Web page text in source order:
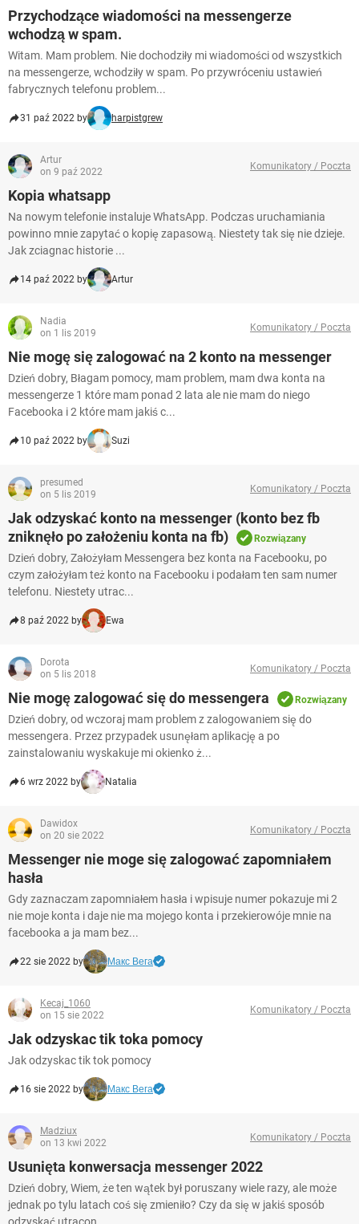
Przychodzące wiadomości na messengerze
wchodzą w spam.
Witam. Mam problem. Nie dochodziły mi wiadomości od wszystkich
na messengerze, wchodziły w spam. Po przywróceniu ustawień
fabrycznych telefonu problem...
31 paź 2022 by harpistgrew
Artur
on 9 paź 2022
Komunikatory / Poczta
Kopia whatsapp
Na nowym telefonie instaluje WhatsApp. Podczas uruchamiania
powinno mnie zapytać o kopię zapasową. Niestety tak się nie dzieje.
Jak zciagnac historie ...
14 paź 2022 by Artur
Nadia
on 1 lis 2019
Komunikatory / Poczta
Nie mogę się zalogować na 2 konto na messenger
Dzień dobry, Błagam pomocy, mam problem, mam dwa konta na
messengerze 1 które mam ponad 2 lata ale nie mam do niego
Facebooka i 2 które mam jakiś c...
10 paź 2022 by Suzi
presumed
on 5 lis 2019
Komunikatory / Poczta
Jak odzyskać konto na messenger (konto bez fb
zniknęło po założeniu konta na fb)
Rozwiązany
Dzień dobry, Założyłam Messengera bez konta na Facebooku, po
czym założyłam też konto na Facebooku i podałam ten sam numer
telefonu. Niestety utrac...
8 paź 2022 by Ewa
Dorota
on 5 lis 2018
Komunikatory / Poczta
Nie mogę zalogować się do messengera Rozwiązany
Dzień dobry, od wczoraj mam problem z zalogowaniem się do
messengera. Przez przypadek usunęłam aplikację a po
zainstalowaniu wyskakuje mi okienko ż...
6 wrz 2022 by Natalia
Dawidox
on 20 sie 2022
Komunikatory / Poczta
Messenger nie moge się zalogować zapomniałem
hasła
Gdy zaznaczam zapomniałem hasła i wpisuje numer pokazuje mi 2
nie moje konta i daje nie ma mojego konta i przekierowóje mnie na
facebooka a ja mam bez...
22 sie 2022 by Макс Вега
Kecaj_1060
on 15 sie 2022
Komunikatory / Poczta
Jak odzyskac tik toka pomocy
Jak odzyskac tik tok pomocy
16 sie 2022 by Макс Вега
Madziux
on 13 kwi 2022
Komunikatory / Poczta
Usunięta konwersacja messenger 2022
Dzień dobry, Wiem, że ten wątek był poruszany wiele razy, ale może
jednak po tylu latach coś się zmieniło? Czy da się w jakiś sposób